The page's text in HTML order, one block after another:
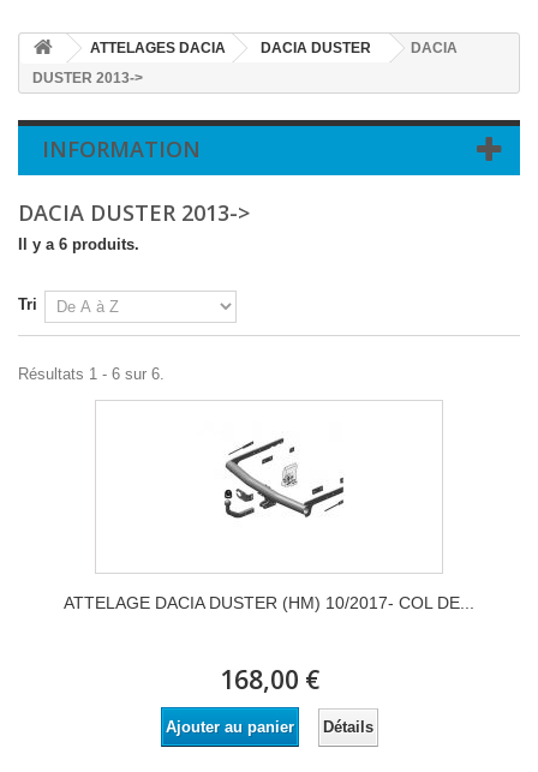
ATTELAGES DACIA DACIA DUSTER
DACIA
DUSTER 2013->
INFORMATION
DACIA DUSTER 2013->
Il y a 6 produits.
Tri
Résultats 1 - 6 sur 6.
ATTELAGE DACIA DUSTER (HM) 10/2017- COL DE...
168,00 €
Ajouter au panier Détails